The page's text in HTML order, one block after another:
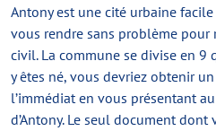
Antony est une cité urbaine facile
vous rendre sans problème pour
civil. La commune se divise en 9
y êtes né, vous devriez obtenir
l’immédiat en vous présentant
d’Antony. Le seul document